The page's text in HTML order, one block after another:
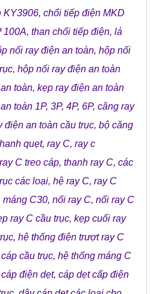
KY3906, chổi tiếp điện MKD
100A, than chổi tiếp điện, lá
nối ray điện an toàn, hộp nối
, hộp nối ray điện an toàn
toàn, kẹp ray điện an toàn
toàn 1P, 3P, 4P, 6P, căng ray
điện an toàn cầu trục, bộ căng
quẹt, ray C, ray c
ray C treo cáp, thanh ray C, các
các loại, hệ ray C, ray C
máng C30, nối ray C, nối ray C
ray C cầu trục, kẹp cuối ray
, hệ thống điện trượt ray C
cầu trục, hệ thống máng C
điện dẹt, cáp dẹt cấp điện